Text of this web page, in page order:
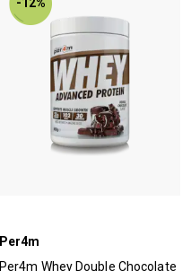
Per4m
Per4m Whey Double Chocolate